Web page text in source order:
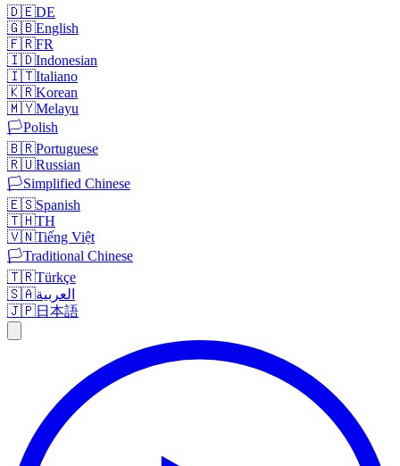
🇩🇪DE
🇬🇧English
🇫🇷FR
🇮🇩Indonesian
🇮🇹Italiano
🇰🇷Korean
🇲🇾Melayu
🏳️Polish
🇧🇷Portuguese
🇷🇺Russian
🏳️Simplified Chinese
🇪🇸Spanish
🇹🇭TH
🇻🇳Tiếng Việt
🏳️Traditional Chinese
🇹🇷Türkçe
🇸🇦العربية
🇯🇵日本語